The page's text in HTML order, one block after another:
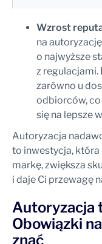
Wzrost
na
o najwyższe
z regulacjami.
zarówno u
odbiorców, co
się na lepsze
Autoryzacja
to inwestycja,
markę, zwiększa
i daje Ci przewagę
Autoryzacja
Obowiązki
znać